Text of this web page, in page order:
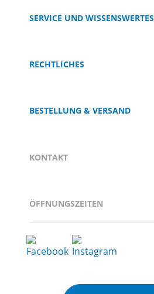
SERVICE UND WISSENSWERTES
RECHTLICHES
BESTELLUNG & VERSAND
KONTAKT
ÖFFNUNGSZEITEN